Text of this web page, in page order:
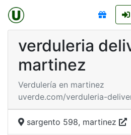
verduleria
martinez
Verdulería en martinez
uverde.com/verduleria-
sargento 598, martinez